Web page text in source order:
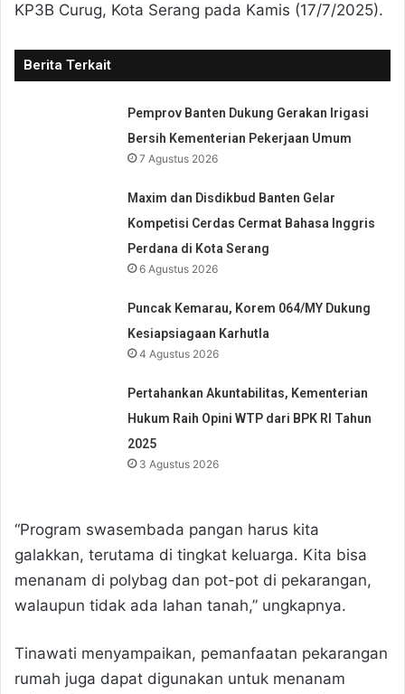
KP3B Curug, Kota Serang pada Kamis (17/7/2025).
Berita Terkait
Pemprov Banten Dukung Gerakan Irigasi
Bersih Kementerian Pekerjaan Umum
7 Agustus 2026
Maxim dan Disdikbud Banten Gelar
Kompetisi Cerdas Cermat Bahasa Inggris
Perdana di Kota Serang
6 Agustus 2026
Puncak Kemarau, Korem 064/MY Dukung
Kesiapsiagaan Karhutla
4 Agustus 2026
Pertahankan Akuntabilitas, Kementerian
Hukum Raih Opini WTP dari BPK RI Tahun
2025
3 Agustus 2026
“Program swasembada pangan harus kita
galakkan, terutama di tingkat keluarga. Kita bisa
menanam di polybag dan pot-pot di pekarangan,
walaupun tidak ada lahan tanah,” ungkapnya.
Tinawati menyampaikan, pemanfaatan pekarangan
rumah juga dapat digunakan untuk menanam